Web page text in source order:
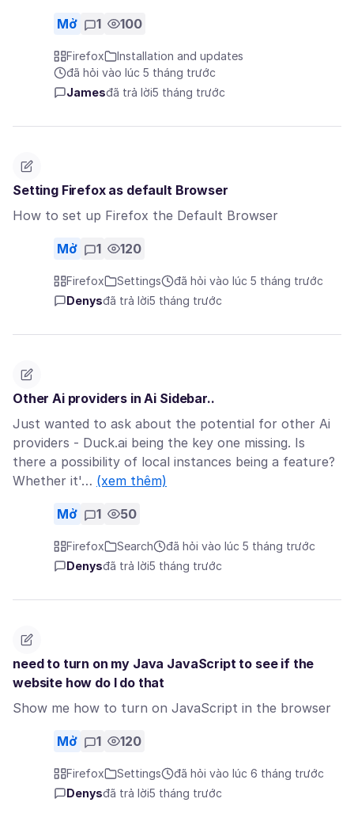
Mở 1 100
Firefox
Installation and updates
đã hỏi vào lúc 5 tháng trước
Jamesđã trả lời5 tháng trước
Setting Firefox as default Browser
How to set up Firefox the Default Browser
Mở 1 120
Firefox Settings
đã hỏi vào lúc 5 tháng trước
Denysđã trả lời5 tháng trước
Other Ai providers in Ai Sidebar..
Just wanted to ask about the potential for other Ai
providers - Duck.ai being the key one missing. Is
there a possibility of local instances being a feature?
Whether it'… (xem thêm)
Mở 1 50
Firefox Search
đã hỏi vào lúc 5 tháng trước
Denysđã trả lời5 tháng trước
need to turn on my Java JavaScript to see if the
website how do I do that
Show me how to turn on JavaScript in the browser
Mở 1 120
Firefox Settings
đã hỏi vào lúc 6 tháng trước
Denysđã trả lời5 tháng trước